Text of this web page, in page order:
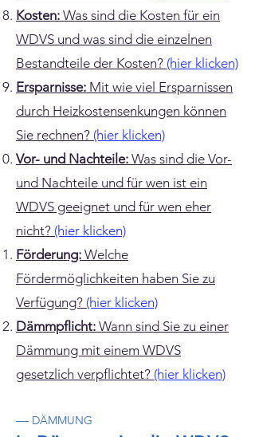
Kosten: Was sind die Kosten für ein
WDVS und was sind die einzelnen
Bestandteile der Kosten? (hier klicken)
Ersparnisse: Mit wie viel Ersparnissen
durch Heizkostensenkungen können
Sie rechnen? (hier klicken)
Vor- und Nachteile: Was sind die Vor-
und Nachteile und für wen ist ein
WDVS geeignet und für wen eher
nicht? (hier klicken)
Förderung: Welche
Fördermöglichkeiten haben Sie zu
Verfügung? (hier klicken)
Dämmpflicht: Wann sind Sie zu einer
Dämmung mit einem WDVS
gesetzlich verpflichtet? (hier klicken)
— DÄMMUNG